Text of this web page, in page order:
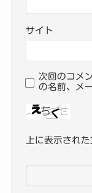
サイト
次回のコメ
の名前、メ
上に表示され